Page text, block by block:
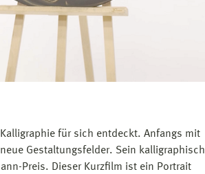
für sich entdeckt. Anfangs mit
Gestaltungsfelder. Sein kalligraphisch
Preis. Dieser Kurzfilm ist ein Portrait